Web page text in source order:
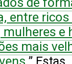
entre ricos
mulheres e
mais